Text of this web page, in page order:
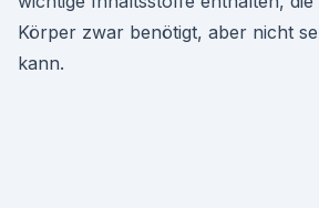
Körper zwar benötigt, aber nicht
kann.